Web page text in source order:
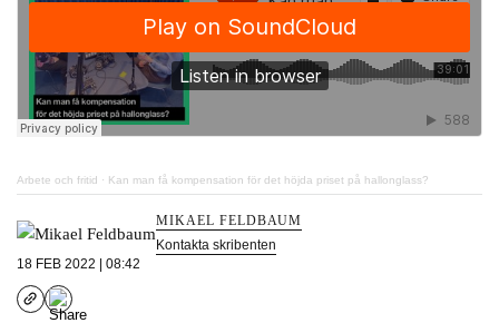
Arbete och fritid · Kan man få kompensation för det höjda priset på hallonglass?
MIKAEL FELDBAUM
Kontakta skribenten
18 FEB 2022 | 08:42